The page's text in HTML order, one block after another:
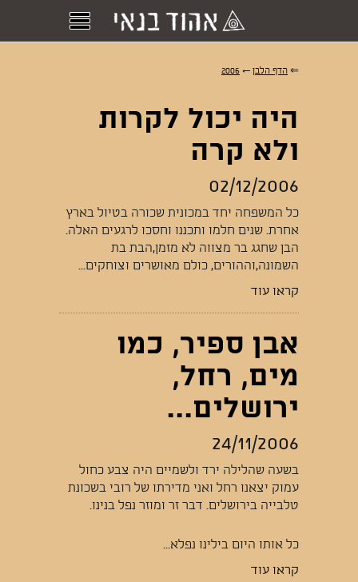
⇐ הדף הלבן ←
2006
היה יכול לקרות
ולא קרה
02/12/2006
כל המשפחה יחד במכונית שכורה בטיול בארץ
אחרת. שנים חלמו ותכננו וחסכו לרגעים האלה.
הבן שחגג בר מצווה לא מזמן,הבת בת
השמונה,וההורים, כולם מאושרים וצוחקים...
קראו עוד
אבן ספיר, כמו
מים, רחל,
ירושלים...
24/11/2006
בשעה שהלילה ירד ולשמיים היה צבע כחול
עמוק יצאנו רחל ואני מדירתו של רובי בשכונת
טלבייה בירושלים. דבר זר ומוזר נפל בנינו.
כל אותו היום בילינו נפלא...
קראו עוד